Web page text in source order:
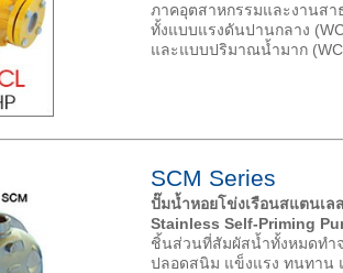
ภาคอุตสาหกรรมและงานส
ทั้งแบบแรงดันปานกลาง
และแบบปริมาณน้ำมาก
SCM Series
ปั๊มน้ำหอยโข่งเรือนสแตนเล
Stainless Self-Priming
ชิ้นส่วนที่สัมผัสน้ำทั้งหมดทำ
ปลอดสนิม แข็งแรง ทนทาน